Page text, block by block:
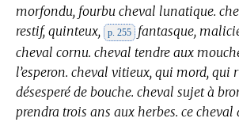
morfondu, fourbu cheval lunatique.
restif, quinteux,
p. 255
fantasque,
cheval cornu. cheval tendre aux
l’esperon. cheval vitieux, qui mord, qui
désesperé de bouche. cheval sujet à
prendra trois ans aux herbes. ce cheval